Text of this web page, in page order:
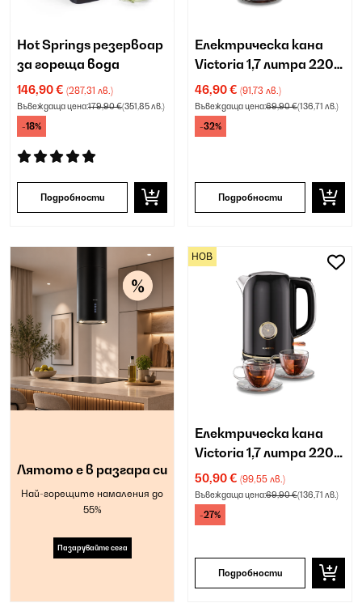
Hot Springs резервоар
за гореща вода
146,90 € (287,31 лв.)
Въвеждаща цена:179,90 €(351,85 лв.)
-18%
Подробности
Електрическа кана
Victoria 1,7 литра 2200
W
46,90 € (91,73 лв.)
Въвеждаща цена:69,90 €(136,71 лв.)
-32%
Подробности
Лятото е в разгара си
Най-горещите намаления до
55%
Пазарувайте сега
Електрическа кана
Victoria 1,7 литра 2200
W
50,90 € (99,55 лв.)
Въвеждаща цена:69,90 €(136,71 лв.)
-27%
Подробности
НОВ